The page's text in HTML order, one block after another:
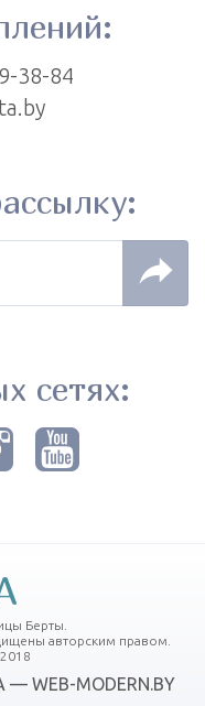
38-84
сетях:
Берты.
авторским правом.
WEB-MODERN.BY